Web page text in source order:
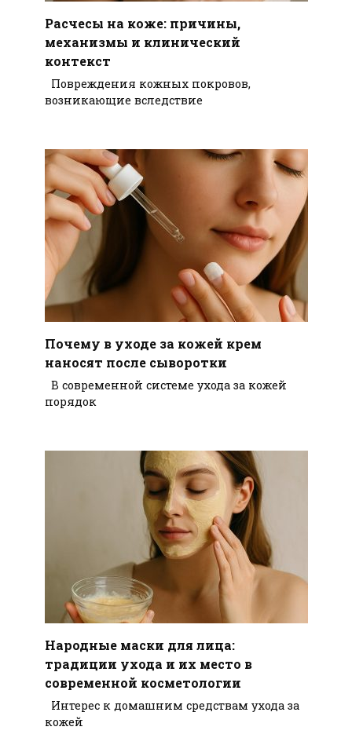
Расчесы на коже: причины,
механизмы и клинический
контекст
Повреждения кожных покровов,
возникающие вследствие
Почему в уходе за кожей крем
наносят после сыворотки
В современной системе ухода за кожей
порядок
Народные маски для лица:
традиции ухода и их место в
современной косметологии
Интерес к домашним средствам ухода за
кожей